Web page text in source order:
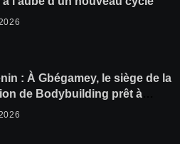
: À Gbégamey, le siège de la
de Bodybuilding prêt à
l’AG élective 2026